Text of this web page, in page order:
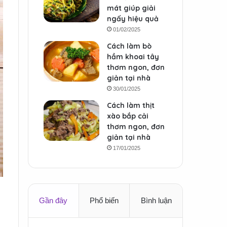
mát giúp giải
ngấy hiệu quả
01/02/2025
Cách làm bò
hầm khoai tây
thơm ngon, đơn
giản tại nhà
30/01/2025
Cách làm thịt
xào bắp cải
thơm ngon, đơn
giản tại nhà
17/01/2025
Gần đây Phổ biến Bình luận